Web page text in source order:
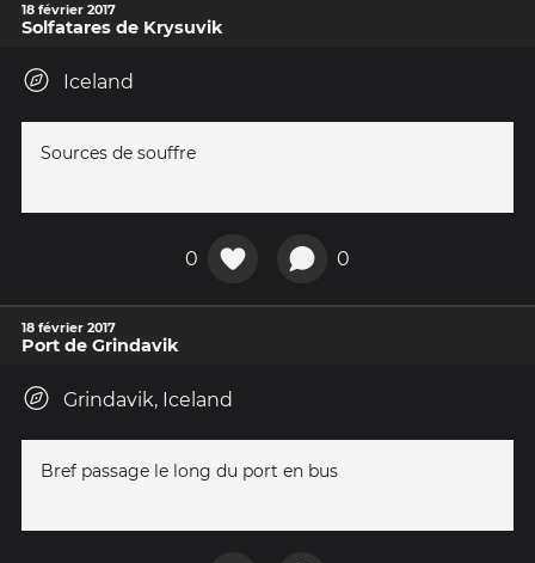
18 février 2017
Solfatares de Krysuvik
Iceland
Sources de souffre
0 0
18 février 2017
Port de Grindavik
Grindavik, Iceland
Bref passage le long du port en bus